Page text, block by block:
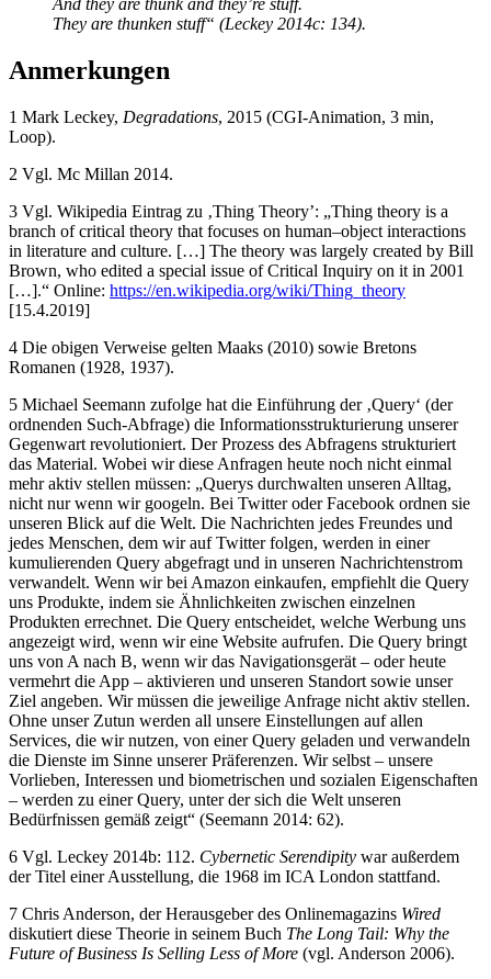
And they are thunk and they’re stuff.
They are thunken stuff“ (Leckey 2014c: 134).
Anmerkungen
1 Mark Leckey, Degradations, 2015 (CGI-Animation, 3 min,
Loop).
2 Vgl. Mc Millan 2014.
3 Vgl. Wikipedia Eintrag zu ‚Thing Theory’: „Thing theory is a
branch of critical theory that focuses on human–object interactions
in literature and culture. […] The theory was largely created by Bill
Brown, who edited a special issue of Critical Inquiry on it in 2001
[…].“ Online: https://en.wikipedia.org/wiki/Thing_theory
[15.4.2019]
4 Die obigen Verweise gelten Maaks (2010) sowie Bretons
Romanen (1928, 1937).
5 Michael Seemann zufolge hat die Einführung der ‚Query‘ (der
ordnenden Such-Abfrage) die Informationsstrukturierung unserer
Gegenwart revolutioniert. Der Prozess des Abfragens strukturiert
das Material. Wobei wir diese Anfragen heute noch nicht einmal
mehr aktiv stellen müssen: „Querys durchwalten unseren Alltag,
nicht nur wenn wir googeln. Bei Twitter oder Facebook ordnen sie
unseren Blick auf die Welt. Die Nachrichten jedes Freundes und
jedes Menschen, dem wir auf Twitter folgen, werden in einer
kumulierenden Query abgefragt und in unseren Nachrichtenstrom
verwandelt. Wenn wir bei Amazon einkaufen, empfiehlt die Query
uns Produkte, indem sie Ähnlichkeiten zwischen einzelnen
Produkten errechnet. Die Query entscheidet, welche Werbung uns
angezeigt wird, wenn wir eine Website aufrufen. Die Query bringt
uns von A nach B, wenn wir das Navigationsgerät – oder heute
vermehrt die App – aktivieren und unseren Standort sowie unser
Ziel angeben. Wir müssen die jeweilige Anfrage nicht aktiv stellen.
Ohne unser Zutun werden all unsere Einstellungen auf allen
Services, die wir nutzen, von einer Query geladen und verwandeln
die Dienste im Sinne unserer Präferenzen. Wir selbst – unsere
Vorlieben, Interessen und biometrischen und sozialen Eigenschaften
– werden zu einer Query, unter der sich die Welt unseren
Bedürfnissen gemäß zeigt“ (Seemann 2014: 62).
6 Vgl. Leckey 2014b: 112. Cybernetic Serendipity war außerdem
der Titel einer Ausstellung, die 1968 im ICA London stattfand.
7 Chris Anderson, der Herausgeber des Onlinemagazins Wired
diskutiert diese Theorie in seinem Buch The Long Tail: Why the
Future of Business Is Selling Less of More (vgl. Anderson 2006).